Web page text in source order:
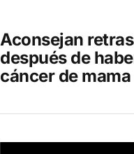
Aconsejan
después de
cáncer de mama